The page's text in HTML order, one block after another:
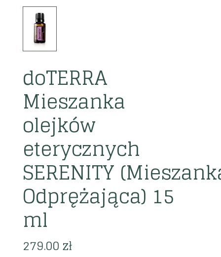
doTERRA
Mieszanka
olejków
eterycznych
SERENITY
Odprężająca) 15
ml
279.00zł